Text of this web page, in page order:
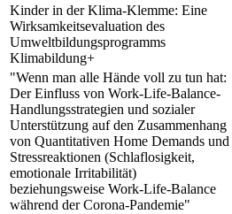
Kinder in der Klima-Klemme: Eine
Wirksamkeitsevaluation des
Umweltbildungsprogramms
Klimabildung+
"Wenn man alle Hände voll zu tun hat:
Der Einfluss von Work-Life-Balance-
Handlungsstrategien und sozialer
Unterstützung auf den Zusammenhang
von Quantitativen Home Demands und
Stressreaktionen (Schlaflosigkeit,
emotionale Irritabilität)
beziehungsweise Work-Life-Balance
während der Corona-Pandemie"